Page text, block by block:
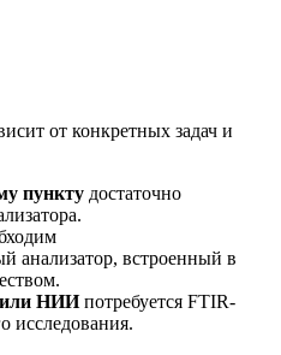
от конкретных задач и
пункту достаточно
анализатор, встроенный в
или НИИпотребуется FTIR-
исследования.